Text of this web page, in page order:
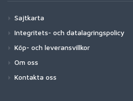
Sajtkarta
Integritets- och datalagringspolicy
Köp- och leveransvillkor
Om oss
Kontakta oss